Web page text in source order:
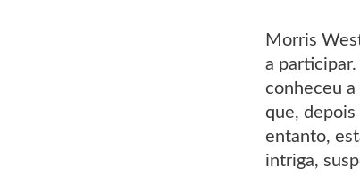
Morris
a participar.
conheceu
que,
entanto,
intriga,